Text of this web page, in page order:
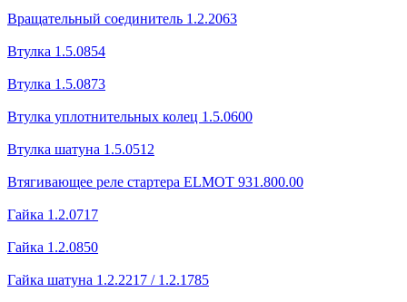
Вращательный соединитель 1.2.2063
Втулка 1.5.0854
Втулка 1.5.0873
Втулка уплотнительных колец 1.5.0600
Втулка шатуна 1.5.0512
Втягивающее реле cтартера ELMOT 931.800.00
Гайка 1.2.0717
Гайка 1.2.0850
Гайка шатуна 1.2.2217 / 1.2.1785